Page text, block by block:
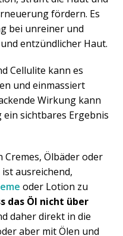
fördern. Es
bei unreiner und
entzündlicher Haut.
Cellulite kann es
und einmassiert
Wirkung kann
sichtbares Ergebnis
Cremes, Ölbäder oder
ausreichend,
oder Lotion zu
das Öl nicht über
daher direkt in die
aber mit Ölen und